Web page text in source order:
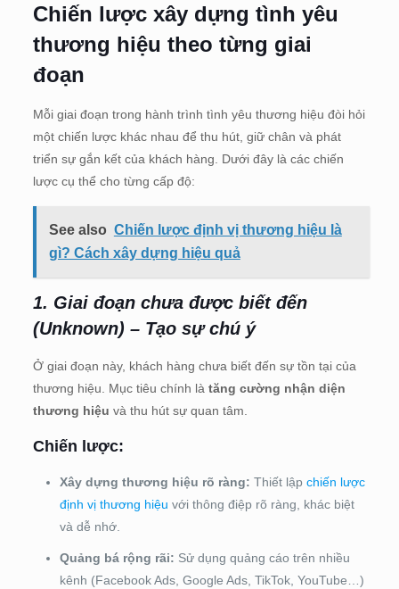
Chiến lược xây dựng tình yêu
thương hiệu theo từng giai
đoạn
Mỗi giai đoạn trong hành trình tình yêu thương hiệu đòi hỏi
một chiến lược khác nhau để thu hút, giữ chân và phát
triển sự gắn kết của khách hàng. Dưới đây là các chiến
lược cụ thể cho từng cấp độ:
See also Chiến lược định vị thương hiệu là
gì? Cách xây dựng hiệu quả
1. Giai đoạn chưa được biết đến
(Unknown) – Tạo sự chú ý
Ở giai đoạn này, khách hàng chưa biết đến sự tồn tại của
thương hiệu. Mục tiêu chính là tăng cường nhận diện
thương hiệu và thu hút sự quan tâm.
Chiến lược:
Xây dựng thương hiệu rõ ràng: Thiết lập chiến lược
định vị thương hiệu với thông điệp rõ ràng, khác biệt
và dễ nhớ.
Quảng bá rộng rãi: Sử dụng quảng cáo trên nhiều
kênh (Facebook Ads, Google Ads, TikTok, YouTube…)